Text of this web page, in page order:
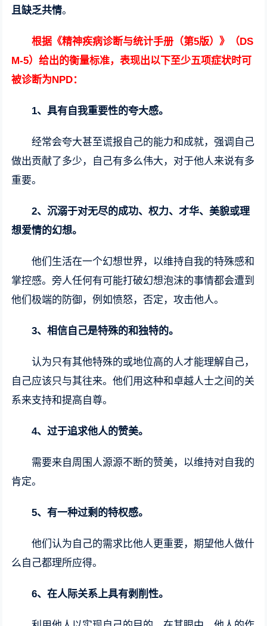
且缺乏共情。
根据《精神疾病诊断与统计手册（第5版）》（DS
M-5）给出的衡量标准，表现出以下至少五项症状时可
被诊断为NPD：
1、具有自我重要性的夸大感。
经常会夸大甚至谎报自己的能力和成就，强调自己
做出贡献了多少，自己有多么伟大，对于他人来说有多
重要。
2、沉溺于对无尽的成功、权力、才华、美貌或理
想爱情的幻想。
他们生活在一个幻想世界，以维持自我的特殊感和
掌控感。旁人任何有可能打破幻想泡沫的事情都会遭到
他们极端的防御，例如愤怒，否定，攻击他人。
3、相信自己是特殊的和独特的。
认为只有其他特殊的或地位高的人才能理解自己，
自己应该只与其往来。他们用这种和卓越人士之间的关
系来支持和提高自尊。
4、过于追求他人的赞美。
需要来自周围人源源不断的赞美，以维持对自我的
肯定。
5、有一种过剩的特权感。
他们认为自己的需求比他人更重要，期望他人做什
么自己都理所应得。
6、在人际关系上具有剥削性。